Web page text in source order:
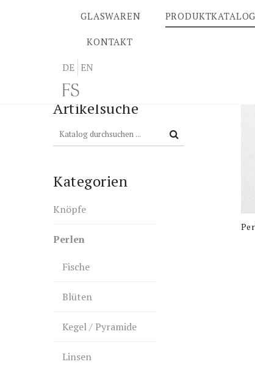
GLASWAREN PRODUKTKATALOG
KONTAKT
DE EN
Artikelsuche
Kategorien
Knöpfe
Perlen
Fische
Blüten
Kegel / Pyramide
Linsen